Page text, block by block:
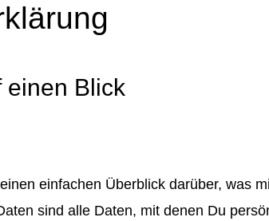
einen Blick
einfachen Überblick darüber, was
sind alle Daten, mit denen Du